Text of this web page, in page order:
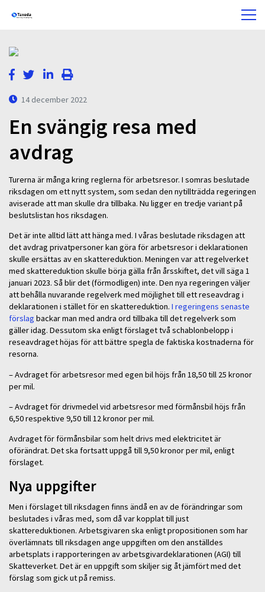
14 december 2022
En svängig resa med
avdrag
Turerna är många kring reglerna för arbetsresor. I somras beslutade
riksdagen om ett nytt system, som sedan den nytillträdda regeringen
aviserade att man skulle dra tillbaka. Nu ligger en tredje variant på
beslutslistan hos riksdagen.
Det är inte alltid lätt att hänga med. I våras beslutade riksdagen att
det avdrag privatpersoner kan göra för arbetsresor i deklarationen
skulle ersättas av en skattereduktion. Meningen var att regelverket
med skattereduktion skulle börja gälla från årsskiftet, det vill säga 1
januari 2023. Så blir det (förmodligen) inte. Den nya regeringen väljer
att behålla nuvarande regelverk med möjlighet till ett reseavdrag i
deklarationen i stället för en skattereduktion. I regeringens senaste
förslag backar man med andra ord tillbaka till det regelverk som
gäller idag. Dessutom ska enligt förslaget två schablonbelopp i
reseavdraget höjas för att bättre spegla de faktiska kostnaderna för
resorna.
– Avdraget för arbetsresor med egen bil höjs från 18,50 till 25 kronor
per mil.
– Avdraget för drivmedel vid arbetsresor med förmånsbil höjs från
6,50 respektive 9,50 till 12 kronor per mil.
Avdraget för förmånsbilar som helt drivs med elektricitet är
oförändrat. Det ska fortsatt uppgå till 9,50 kronor per mil, enligt
förslaget.
Nya uppgifter
Men i förslaget till riksdagen finns ändå en av de förändringar som
beslutades i våras med, som då var kopplat till just
skattereduktionen. Arbetsgivaren ska enligt propositionen som har
överlämnats till riksdagen ange uppgiften om den anställdes
arbetsplats i rapporteringen av arbetsgivardeklarationen (AGI) till
Skatteverket. Det är en uppgift som skiljer sig åt jämfört med det
förslag som gick ut på remiss.